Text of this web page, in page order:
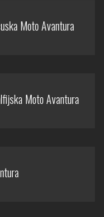
Moto Avantura
Moto Avantura